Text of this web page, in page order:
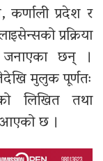
प्रदेश र
प्रक्रिया
जनाएका छन् ।
मुलुक पूर्णतः
लिखित तथा
आएको छ ।